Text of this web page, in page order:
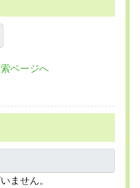
ページへ
ません。